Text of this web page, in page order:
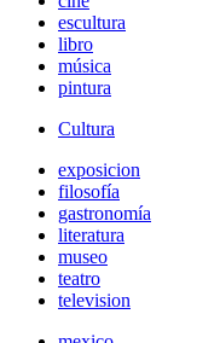
escultura
libro
música
pintura
Cultura
exposicion
filosofía
gastronomía
literatura
museo
teatro
television